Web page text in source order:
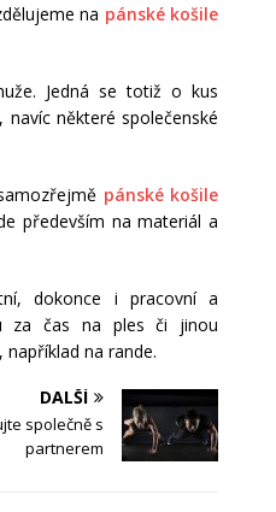
na pánské košile
Jedná se totiž o kus
některé společenské
pánské košile
především na materiál a
dokonce i pracovní a
za čas na ples či jinou
na rande.
DALŠÍ
společně s
partnerem